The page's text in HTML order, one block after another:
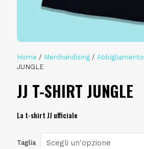
Home / Merchandising / Abbigliamento
JUNGLE
JJ T-SHIRT JUNGLE
La t-shirt JJ ufficiale
Taglia